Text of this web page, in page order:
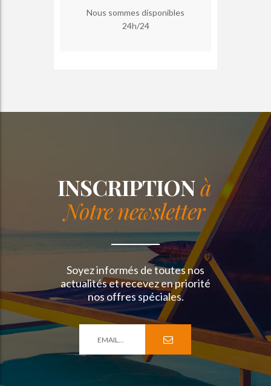
Nous sommes disponibles
24h/24
INSCRIPTIONà
Notre newsletter
Soyez informés de toutes nos
actualités et recevez en priorité
nos offres spéciales.